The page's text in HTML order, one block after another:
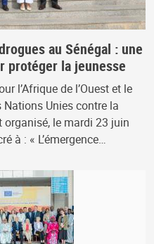
au Sénégal : une
protéger la jeunesse
l’Afrique de l’Ouest et le
Nations Unies contre la
organisé, le mardi 23 juin
à : « L’émergence…